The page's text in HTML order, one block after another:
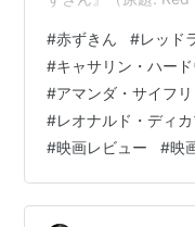
監督を務め、さらに
ューサーとして参加
台は、雪深い森に囲
前から人狼の恐怖に
リーは愛する貧しい
ていました。しかし
#赤ずきん #レッド
#キャサリン・ハー
#アマンダ・サイフリ
#レオナルド・ディ
#映画レビュー #映